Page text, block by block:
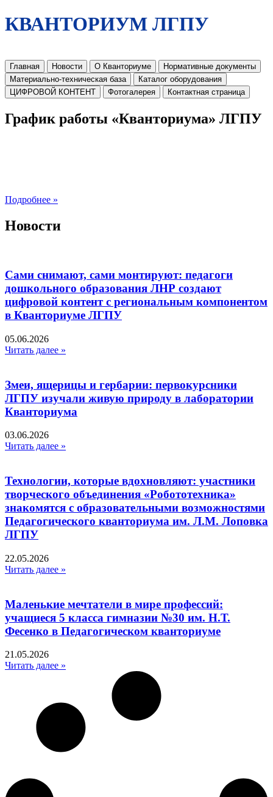
КВАНТОРИУМ ЛГПУ
Главная Новости О Кванториуме
Нормативные документы
Материально-техническая база
Каталог оборудования
ЦИФРОВОЙ КОНТЕНТ
Фотогалерея Контактная страница
График работы «Кванториума» ЛГПУ
Подробнее »
Новости
Сами снимают, сами монтируют: педагоги
дошкольного образования ЛНР создают
цифровой контент с региональным компонентом
в Кванториуме ЛГПУ​
05.06.2026
Читать далее »
Змеи, ящерицы и гербарии: первокурсники
ЛГПУ изучали живую природу в лаборатории
Кванториума
03.06.2026
Читать далее »
Технологии, которые вдохновляют: участники
творческого объединения «Робототехника»
знакомятся с образовательными возможностями
Педагогического кванториума им. Л.М. Лоповка
ЛГПУ
22.05.2026
Читать далее »
Маленькие мечтатели в мире профессий:
учащиеся 5 класса гимназии №30 им. Н.Т.
Фесенко в Педагогическом кванториуме
21.05.2026
Читать далее »